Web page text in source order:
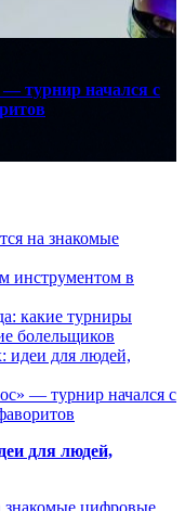
турнир начался с
на знакомые
инструментом в
какие турниры
болельщиков
идеи для людей,
— турнир начался с
для людей,